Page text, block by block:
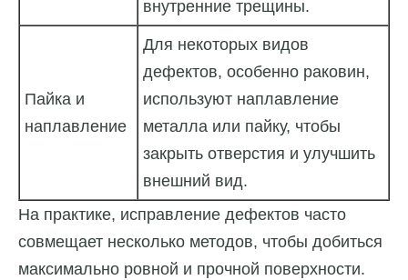
внутренние трещины.
Пайка и
наплавление
Для некоторых видов
дефектов, особенно раковин,
используют наплавление
металла или пайку, чтобы
закрыть отверстия и улучшить
внешний вид.
На практике, исправление дефектов часто
совмещает несколько методов, чтобы добиться
максимально ровной и прочной поверхности.